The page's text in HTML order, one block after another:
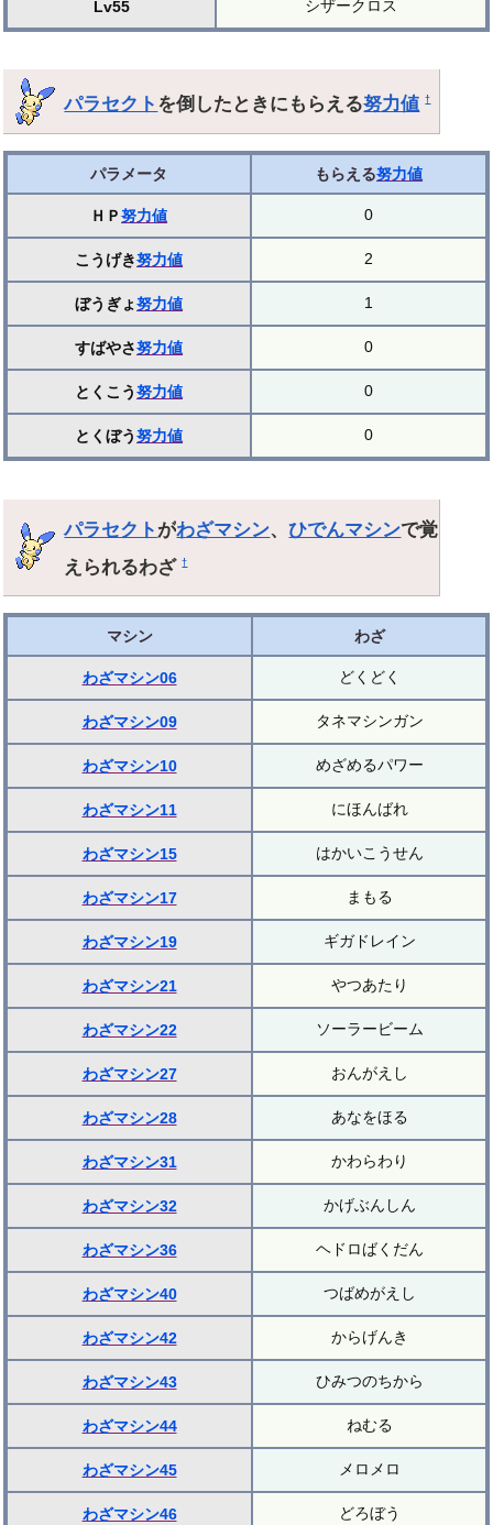
Lv55 シザークロス
パラセクト を倒したときにもらえる努力値 †
パラメータ もらえる努力値
ＨＰ努力値 0
こうげき努力値 2
ぼうぎょ努力値 1
すばやさ努力値 0
とくこう努力値 0
とくぼう努力値 0
パラセクトがわざマシン、ひでんマシンで覚
えられるわざ†
マシン わざ
わざマシン06 どくどく
わざマシン09 タネマシンガン
わざマシン10 めざめるパワー
わざマシン11 にほんばれ
わざマシン15 はかいこうせん
わざマシン17 まもる
わざマシン19 ギガドレイン
わざマシン21 やつあたり
わざマシン22 ソーラービーム
わざマシン27 おんがえし
わざマシン28 あなをほる
わざマシン31 かわらわり
わざマシン32 かげぶんしん
わざマシン36 ヘドロばくだん
わざマシン40 つばめがえし
わざマシン42 からげんき
わざマシン43 ひみつのちから
わざマシン44 ねむる
わざマシン45 メロメロ
わざマシン46 どろぼう